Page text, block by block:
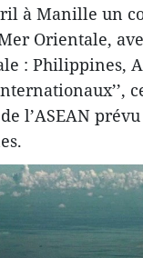
à Manille un
Orientale​,
: Philippines,
l’ASEAN